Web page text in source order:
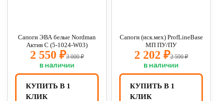
Сапоги ЭВА белые Nordman
Актив С (5-1024-W03)
2 550 ₽3 000 ₽
в наличии
КУПИТЬ В 1
КЛИК
Сапоги (иск.мех) ProfLineBase
МП ПУ/ПУ
2 202 ₽2 590 ₽
в наличии
КУПИТЬ В 1
КЛИК